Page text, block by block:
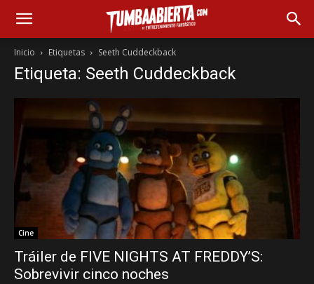
Inicio Etiquetas Seeth Cuddeckback
Etiqueta: Seeth Cuddeckback
Cine
Tráiler de FIVE NIGHTS AT FREDDY’S:
Sobrevivir cinco noches